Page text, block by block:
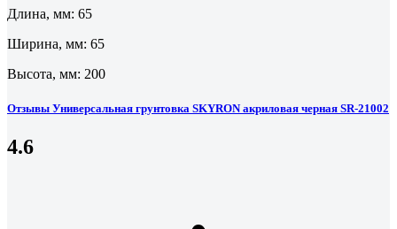
Длина, мм: 65
Ширина, мм: 65
Высота, мм: 200
Отзывы Универсальная грунтовка SKYRON акриловая черная SR-21002
4.6